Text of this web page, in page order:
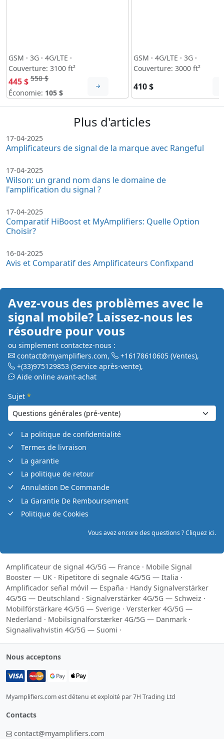
GSM · 3G · 4G/LTE ·
Couverture: 3100 ft²
445 $ 550 $
Économie: 105 $
GSM · 4G/LTE · 3G ·
Couverture: 3000 ft²
410 $
Plus d'articles
17-04-2025
Amplificateurs de signal de la marque avec Rangeful
17-04-2025
Wilson: un grand nom dans le domaine de
l'amplification du signal ?
17-04-2025
Comparatif HiBoost et MyAmplifiers: Quelle Option
Choisir?
16-04-2025
Avis et Comparatif des Amplificateurs Confixpand
Avez-vous des problèmes avec le
signal mobile? Laissez-nous les
résoudre pour vous
ou simplement contactez-nous :
contact@myamplifiers.com, +16178610605 (Ventes),
+(33)975129853 (Service après-vente),
Aide online avant-achat
Sujet *
La politique de confidentialité
Termes de livraison
La garantie
La politique de retour
Annulation De Commande
La Garantie De Remboursement
Politique de Cookies
Vous avez encore des questions ? Cliquez ici.
Amplificateur de signal 4G/5G — France · Mobile Signal
Booster — UK · Ripetitore di segnale 4G/5G — Italia ·
Amplificador señal móvil — España · Handy Signalverstärker
4G/5G — Deutschland · Signalverstärker 4G/5G — Schweiz ·
Mobilförstärkare 4G/5G — Sverige · Versterker 4G/5G —
Nederland · Mobilsignalforstærker 4G/5G — Danmark ·
Signaalivahvistin 4G/5G — Suomi ·
Nous acceptons
Myamplifiers.com est détenu et exploité par 7H Trading Ltd
Contacts
contact@myamplifiers.com